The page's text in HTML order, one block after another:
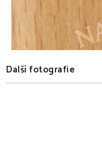
Další fotografie